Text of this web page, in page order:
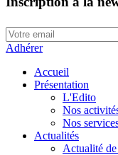
Adhérer
Accueil
Présentation
L'Edito
Nos
Nos
Actualités
Actualité